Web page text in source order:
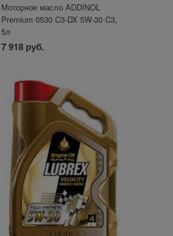
Моторное масло ADDINOL
Premium 0530 C3-DX 5W-30 C3,
5л
7 918 руб.